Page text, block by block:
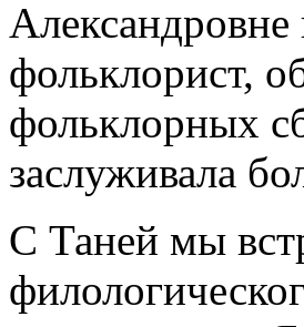
фольклорист,
фольклорных
заслуживала
C Таней мы